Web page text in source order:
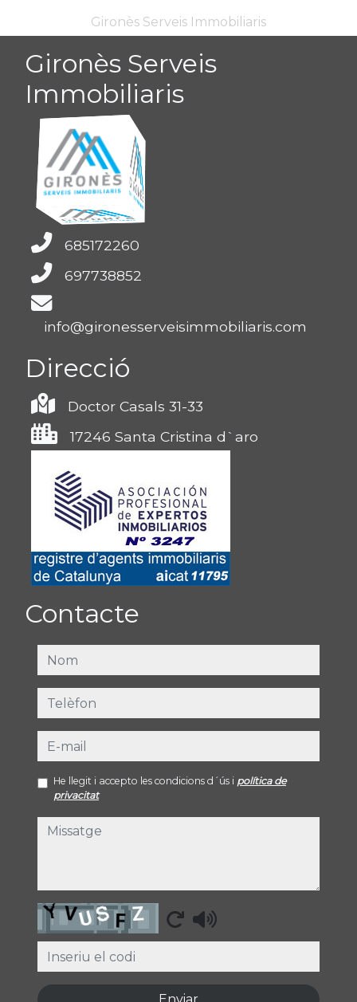
Gironès Serveis Immobiliaris
Gironès Serveis
Immobiliaris
685172260
697738852
info@gironesserveisimmobiliaris.com
Direcció
Doctor Casals 31-33
17246 Santa Cristina d`aro
Contacte
nom
telèfon
e-mail
He llegit i accepto les condicions d´ús i política de
privacitat
missatge
Captcha